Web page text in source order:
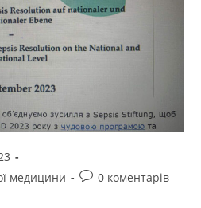
медицини
0 коментарів